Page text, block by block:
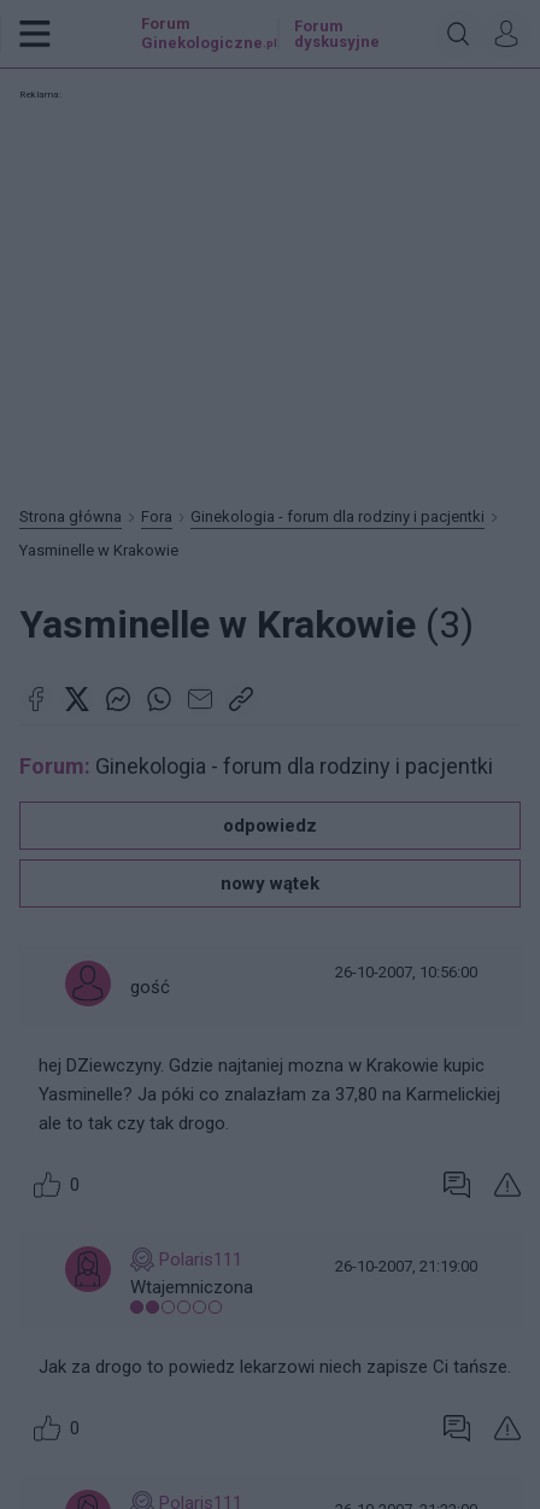
Forum
Ginekologiczne .pl
Forum
dyskusyjne
Reklama:
Strona główna Fora
Ginekologia - forum dla rodziny i pacjentki
Yasminelle w Krakowie
Yasminelle w Krakowie (3)
Forum: Ginekologia - forum dla rodziny i pacjentki
odpowiedz
nowy wątek
gość
26-10-2007, 10:56:00
hej DZiewczyny. Gdzie najtaniej mozna w Krakowie kupic
Yasminelle? Ja póki co znalazłam za 37,80 na Karmelickiej
ale to tak czy tak drogo.
0
Polaris111
Wtajemniczona
26-10-2007, 21:19:00
Jak za drogo to powiedz lekarzowi niech zapisze Ci tańsze.
0
Polaris111